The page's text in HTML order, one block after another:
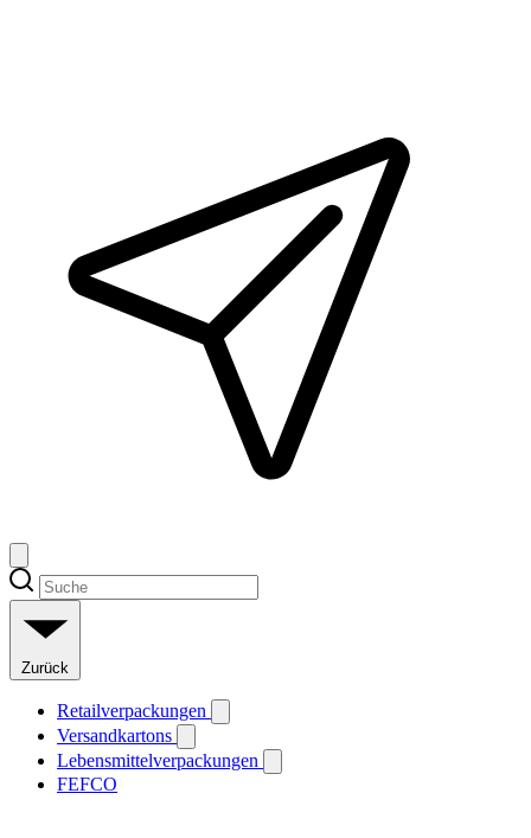
Zurück
Retailverpackungen
Versandkartons
Lebensmittelverpackungen
FEFCO